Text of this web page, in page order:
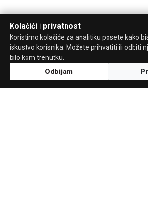
Kolačići i privatnost
Koristimo kolačiće za analitiku posete kako
iskustvo korisnika. Možete prihvatiti ili odbiti
bilo kom trenutku.
Odbijam